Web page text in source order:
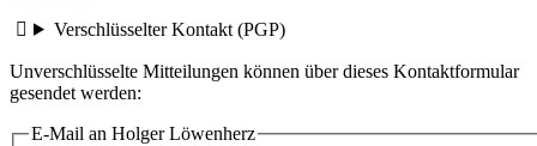
Verschlüsselter Kontakt (PGP)
Unverschlüsselte Mitteilungen können über dieses Kontaktformular
gesendet werden:
E-Mail an Holger Löwenherz